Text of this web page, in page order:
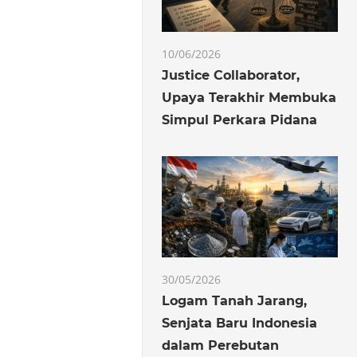
10/06/2026
Justice Collaborator,
Upaya Terakhir Membuka
Simpul Perkara Pidana
30/05/2026
Logam Tanah Jarang,
Senjata Baru Indonesia
dalam Perebutan